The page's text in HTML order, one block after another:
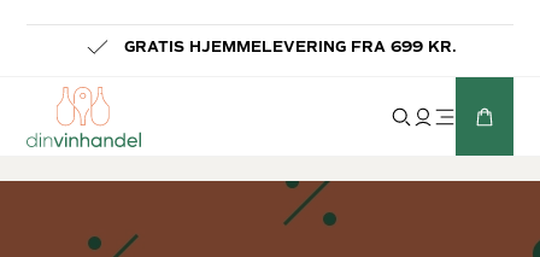
GRATIS HJEMMELEVERING FRA 699 KR.